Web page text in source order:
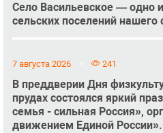
Село Васильевское — одно
сельских поселений нашего
7 августа 2026 241
В преддверии Дня
прудах состоялся яркий
семья - сильная Россия»,
движением Единой России».